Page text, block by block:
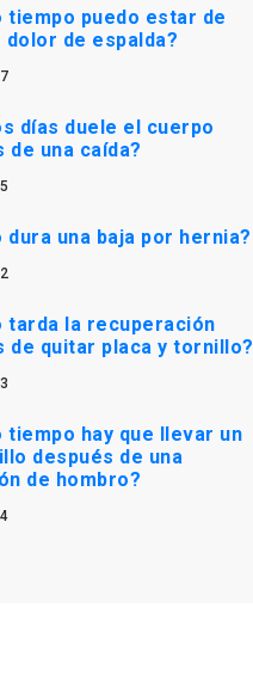
tiempo puedo estar de
dolor de espalda?
días duele el cuerpo
de una caída?
dura una baja por hernia?
tarda la recuperación
de quitar placa y tornillo?
tiempo hay que llevar un
después de una
de hombro?